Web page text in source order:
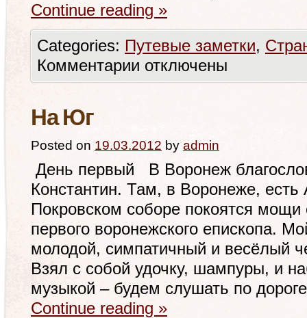
Continue reading »
Categories: Путевые заметки,
Комментарии отключены
На Юг
Posted on 19.03.2012 by admin
День первый В Воронеж
Константин. Там, в Воронеже,
Покровском соборе покоятся
первого воронежского епископа.
молодой, симпатичный и весёлый
Взял с собой удочку, шампуры, и
музыкой – будем слушать по
Continue reading »